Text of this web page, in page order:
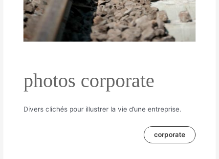
photos corporate
Divers clichés pour illustrer la vie d’une entreprise.
corporate